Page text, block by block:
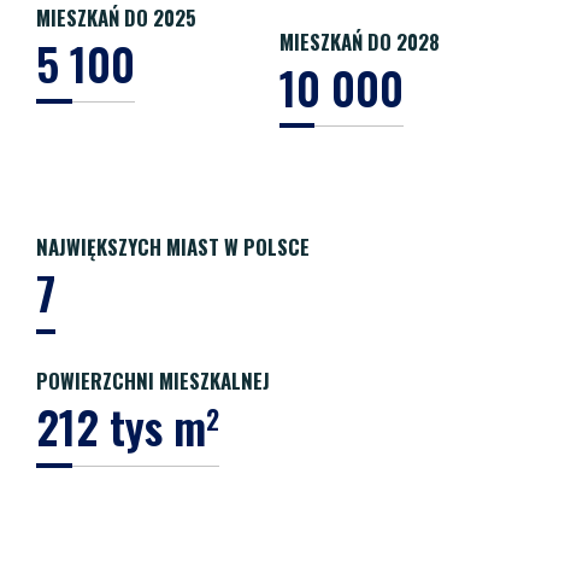
MIESZKAŃ DO 2025
5 100 MIESZKAŃ DO 2028
10 000
NAJWIĘKSZYCH MIAST W POLSCE
7
POWIERZCHNI MIESZKALNEJ
212 tys m2